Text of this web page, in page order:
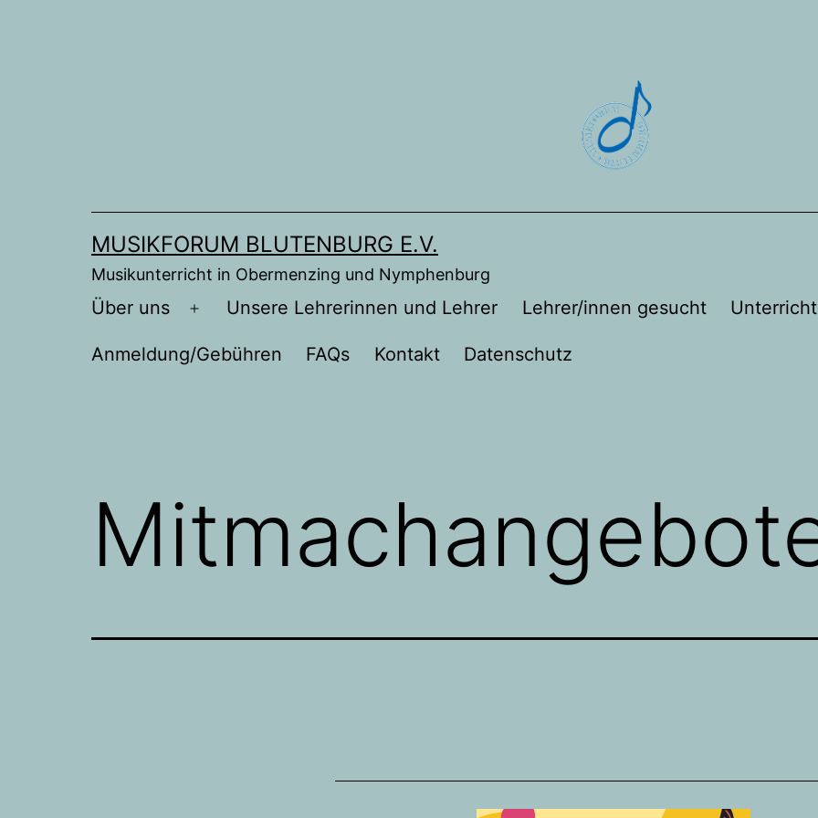
MUSIKFORUM BLUTENBURG E.V.
Musikunterricht in Obermenzing und Nymphenburg
Über uns
MenüUnsere Lehrerinnen und Lehrer Lehrer/innen gesucht Unterricht
Anmeldung/Gebühren FAQs Kontakt Datenschutz